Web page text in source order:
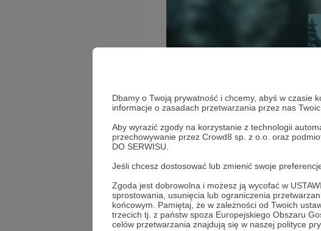
Dbamy o Twoją prywatność i chcemy, abyś w czasie
informacje o zasadach przetwarzania przez nas
Aby wyrazić zgody na korzystanie z technologii
przechowywanie przez Crowd8 sp. z o.o. oraz
DO SERWISU.
Jeśli chcesz dostosować lub zmienić swoje
Zgoda jest dobrowolna i możesz ją wycofać w
sprostowania, usunięcia lub ograniczenia
końcowym. Pamiętaj, że w zależności od Twoich
trzecich tj. z państw spoza Europejskiego Obszaru
celów przetwarzania znajdują się w naszej polityce
Rozwiń opis
Cele